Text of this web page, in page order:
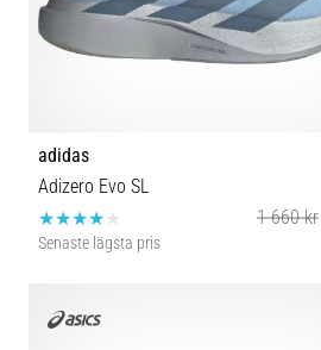
adidas
Adizero Evo SL
1 660 kr
Senaste lägsta pris